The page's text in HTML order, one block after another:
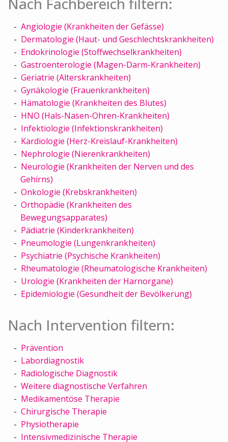
Angiologie (Krankheiten der Gefässe)
Dermatologie (Haut- und Geschlechtskrankheiten)
Endokrinologie (Stoffwechselkrankheiten)
Gastroenterologie (Magen-Darm-Krankheiten)
Geriatrie (Alterskrankheiten)
Gynäkologie (Frauenkrankheiten)
Hämatologie (Krankheiten des Blutes)
HNO (Hals-Nasen-Ohren-Krankheiten)
Infektiologie (Infektionskrankheiten)
Kardiologie (Herz-Kreislauf-Krankheiten)
Nephrologie (Nierenkrankheiten)
Neurologie (Krankheiten der Nerven und des
Gehirns)
Onkologie (Krebskrankheiten)
Orthopädie (Krankheiten des
Bewegungsapparates)
Pädiatrie (Kinderkrankheiten)
Pneumologie (Lungenkrankheiten)
Psychiatrie (Psychische Krankheiten)
Rheumatologie (Rheumatologische Krankheiten)
Urologie (Krankheiten der Harnorgane)
Epidemiologie (Gesundheit der Bevölkerung)
Nach Intervention filtern:
Prävention
Labordiagnostik
Radiologische Diagnostik
Weitere diagnostische Verfahren
Medikamentöse Therapie
Chirurgische Therapie
Physiotherapie
Intensivmedizinische Therapie